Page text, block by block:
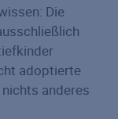
Die
adoptierte
anderes